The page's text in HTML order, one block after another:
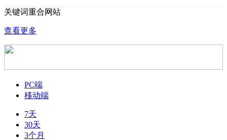
关键词重合网站
查看更多
PC端
移动端
7天
30天
3个月